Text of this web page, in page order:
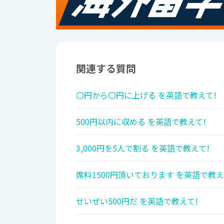
関連する質問
〇円から〇円に上げる を英語で教えて!
500円以内に収める を英語で教えて!
3,000円を5人で割る を英語で教えて!
席料1500円頂いております を英語で教
せいぜい500円だ を英語で教えて!